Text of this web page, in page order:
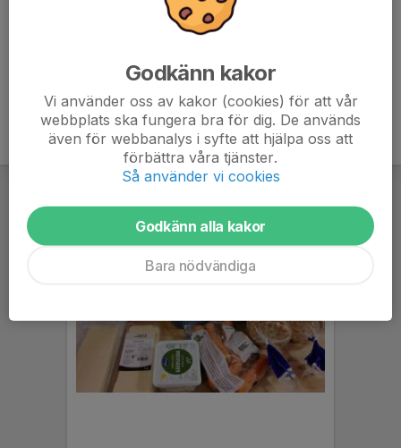
Godkänn kakor
Vi använder oss av kakor (cookies) för att vår
webbplats ska fungera bra för dig. De används
även för webbanalys i syfte att hjälpa oss att
förbättra våra tjänster.
Så använder vi cookies
Godkänn alla kakor
Bara nödvändiga